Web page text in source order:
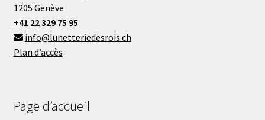
1205 Genève
+41 22 329 75 95
info@lunetteriedesrois.ch
Plan d’accès
Page d’accueil